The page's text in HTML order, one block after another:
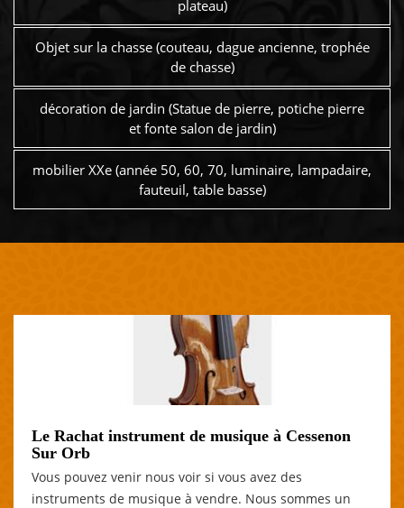
plateau)
Objet sur la chasse (couteau, dague ancienne, trophée
de chasse)
décoration de jardin (Statue de pierre, potiche pierre
et fonte salon de jardin)
mobilier XXe (année 50, 60, 70, luminaire, lampadaire,
fauteuil, table basse)
Le Rachat instrument de musique à Cessenon
Sur Orb
Vous pouvez venir nous voir si vous avez des
instruments de musique à vendre. Nous sommes un